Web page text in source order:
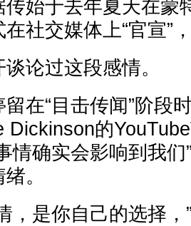
始于去年夏天在蒙
社交媒体上“官宣”
论过这段感情。
在“目击传闻”阶段
Dickinson的
情确实会影响到我
。
，是你自己的选择，